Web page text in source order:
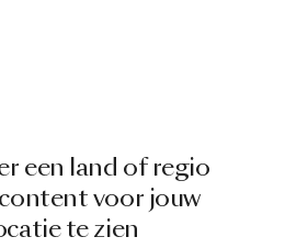
een land of regio
voor jouw
te zien